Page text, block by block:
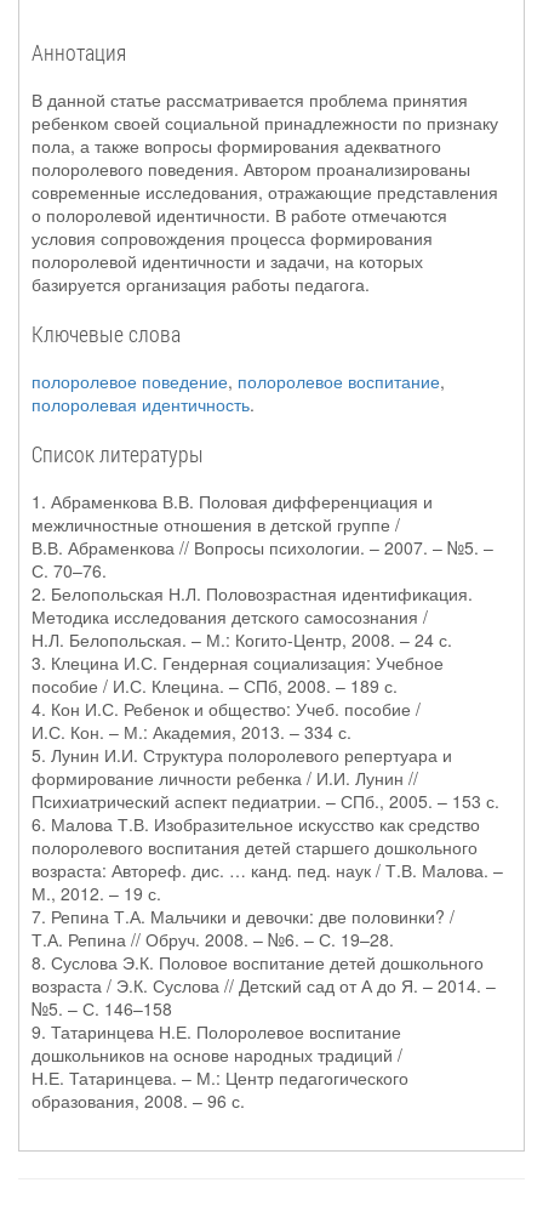
Аннотация
В данной статье рассматривается проблема принятия
ребенком своей социальной принадлежности по признаку
пола, а также вопросы формирования адекватного
полоролевого поведения. Автором проанализированы
современные исследования, отражающие представления
о полоролевой идентичности. В работе отмечаются
условия сопровождения процесса формирования
полоролевой идентичности и задачи, на которых
базируется организация работы педагога.
Ключевые слова
полоролевое поведение, полоролевое воспитание,
полоролевая идентичность.
Список литературы
1. Абраменкова В.В. Половая дифференциация и
межличностные отношения в детской группе /
В.В. Абраменкова // Вопросы психологии. – 2007. – №5. –
С. 70–76.
2. Белопольская Н.Л. Половозрастная идентификация.
Методика исследования детского самосознания /
Н.Л. Белопольская. – М.: Когито-Центр, 2008. – 24 с.
3. Клецина И.С. Гендерная социализация: Учебное
пособие / И.С. Клецина. – СПб, 2008. – 189 с.
4. Кон И.С. Ребенок и общество: Учеб. пособие /
И.С. Кон. – М.: Академия, 2013. – 334 с.
5. Лунин И.И. Структура полоролевого репертуара и
формирование личности ребенка / И.И. Лунин //
Психиатрический аспект педиатрии. – СПб., 2005. – 153 с.
6. Малова Т.В. Изобразительное искусство как средство
полоролевого воспитания детей старшего дошкольного
возраста: Автореф. дис. … канд. пед. наук / Т.В. Малова. –
М., 2012. – 19 с.
7. Репина Т.А. Мальчики и девочки: две половинки? /
Т.А. Репина // Обруч. 2008. – №6. – С. 19–28.
8. Суслова Э.К. Половое воспитание детей дошкольного
возраста / Э.К. Суслова // Детский сад от А до Я. – 2014. –
№5. – С. 146–158
9. Татаринцева Н.Е. Полоролевое воспитание
дошкольников на основе народных традиций /
Н.Е. Татаринцева. – М.: Центр педагогического
образования, 2008. – 96 с.